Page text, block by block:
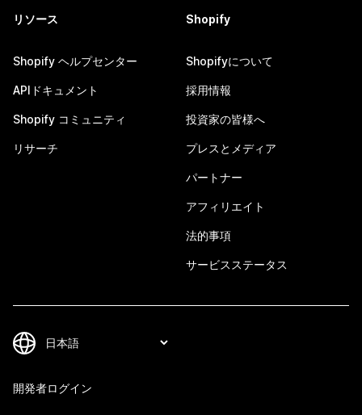
リソース
Shopify ヘルプセンター
APIドキュメント
Shopify コミュニティ
リサーチ
Shopify
Shopifyについて
採用情報
投資家の皆様へ
プレスとメディア
パートナー
アフィリエイト
法的事項
サービスステータス
開発者ログイン